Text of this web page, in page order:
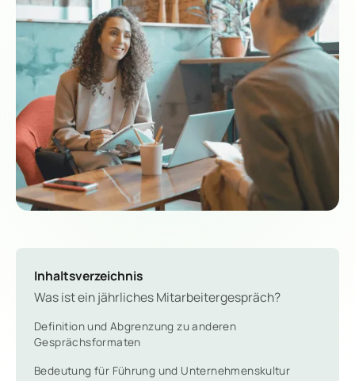
Inhaltsverzeichnis
Was ist ein jährliches Mitarbeitergespräch?
Definition und Abgrenzung zu anderen
Gesprächsformaten
Bedeutung für Führung und Unternehmenskultur